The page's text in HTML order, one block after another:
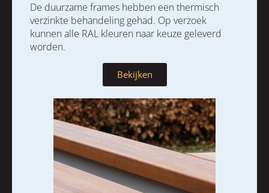
De duurzame frames hebben een thermisch
verzinkte behandeling gehad. Op verzoek
kunnen alle RAL kleuren naar keuze geleverd
worden.
Bekijken